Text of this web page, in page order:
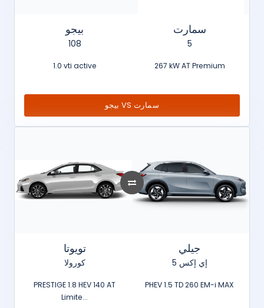
بيجو
108
1.0 vti active
سمارت
5
267 kW AT Premium
بيجو VS سمارت
تويوتا
كورولا
PRESTIGE 1.8 HEV 140 AT
Limite...
جيلي
إي إكس 5
PHEV 1.5 TD 260 EM-i MAX